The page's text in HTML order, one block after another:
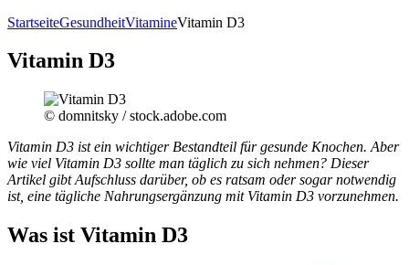
StartseiteGesundheitVitamineVitamin D3
Vitamin D3
© domnitsky / stock.adobe.com
Vitamin D3 ist ein wichtiger Bestandteil für gesunde Knochen. Aber
wie viel Vitamin D3 sollte man täglich zu sich nehmen? Dieser
Artikel gibt Aufschluss darüber, ob es ratsam oder sogar notwendig
ist, eine tägliche Nahrungsergänzung mit Vitamin D3 vorzunehmen.
Was ist Vitamin D3